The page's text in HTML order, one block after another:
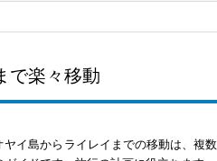
で楽々移動
ヤイ島からライレイまでの移動は、複